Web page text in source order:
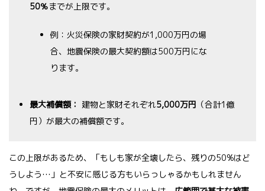
50％までが上限です。
例：火災保険の家財契約が1,000万円の場
合、地震保険の最大契約額は500万円にな
ります。
最大補償額： 建物と家財それぞれ5,000万円 （合計1億
円）が最大の補償額です。
この上限があるため、「もしも家が全壊したら、残りの50%はど
うしよう…」と不安に感じる方もいらっしゃるかもしれません